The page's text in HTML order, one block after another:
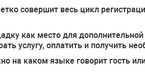
совершит весь цикл
как место для
услугу, оплатить и получить
на каком языке говорит гость